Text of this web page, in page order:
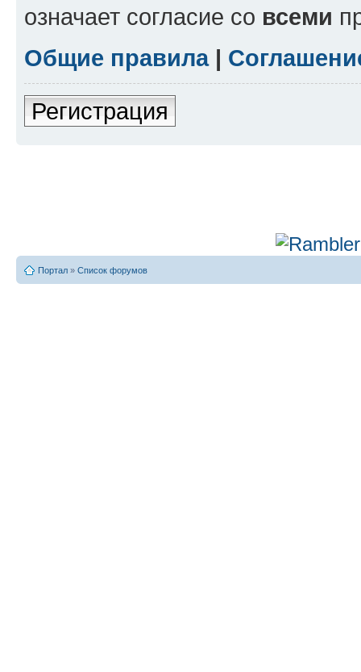
означает согласие со всеми
Общие правила|
Регистрация
Портал » Список форумов